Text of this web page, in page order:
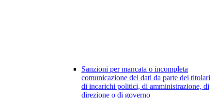
Sanzioni per mancata o incompleta
comunicazione dei dati da parte dei titolari
di incarichi politici, di amministrazione, di
direzione o di governo